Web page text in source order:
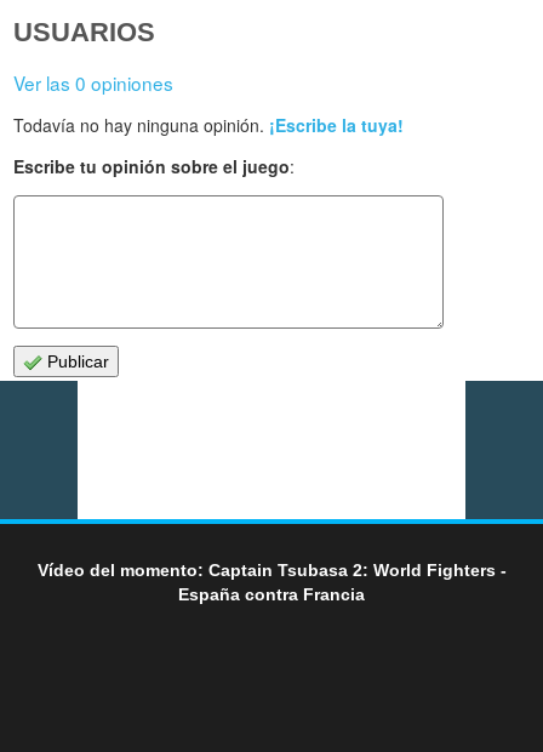
USUARIOS
Ver las 0 opiniones
Todavía no hay ninguna opinión. ¡Escribe la tuya!
Escribe tu opinión sobre el juego:
Publicar
Vídeo del momento: Captain Tsubasa 2: World Fighters -
España contra Francia